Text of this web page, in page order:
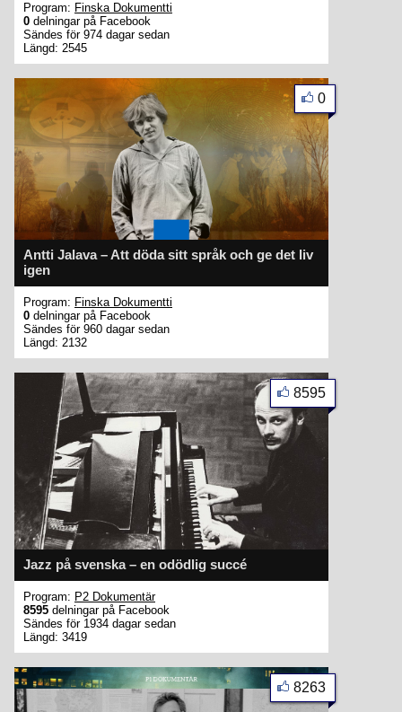
Program: Finska Dokumentti
0 delningar på Facebook
Sändes för 974 dagar sedan
Längd: 2545
Antti Jalava – Att döda sitt språk och ge det liv
igen
0
Program: Finska Dokumentti
0 delningar på Facebook
Sändes för 960 dagar sedan
Längd: 2132
Jazz på svenska – en odödlig succé
8595
Program: P2 Dokumentär
8595 delningar på Facebook
Sändes för 1934 dagar sedan
Längd: 3419
8263